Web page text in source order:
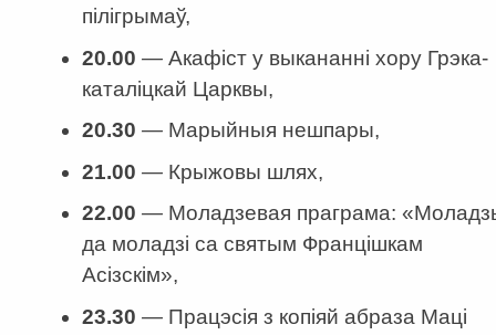
пілігрымаў,
20.00 —Акафіст у выкананні хору Грэка-
каталіцкай Царквы,
20.30 —Марыйныя нешпары,
21.00 —Крыжовы шлях,
22.00 —Моладзевая праграма:
да моладзі са святым Францішкам
Асізскім»,
23.30 —Працэсія з копіяй абраза Маці